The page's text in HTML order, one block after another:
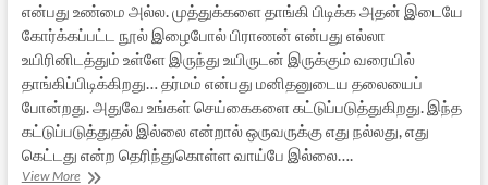
என்பது உண்மை அல்ல. முத்துக்களை தாங்கி பிடிக்க அதன் இடையே
கோர்க்கப்பட்ட நூல் இழைபோல் பிராணன் என்பது எல்லா
உயிரினிடத்தும் உள்ளே இருந்து உயிருடன் இருக்கும் வரையில்
தாங்கிப்பிடிக்கிறது… தர்மம் என்பது மனிதனுடைய தலையைப்
போன்றது. அதுவே உங்கள் செய்கைகளை கட்டுப்படுத்துகிறது. இந்த
கட்டுப்படுத்துதல் இல்லை என்றால் ஒருவருக்கு எது நல்லது, எது
கெட்டது என்ற தெரிந்துகொள்ள வாய்பே இல்லை….
View Moreகடவுள்